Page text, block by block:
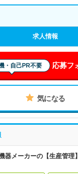
求人情報
・自己PR不要 応募フ
気になる
器メーカーの【生産管理